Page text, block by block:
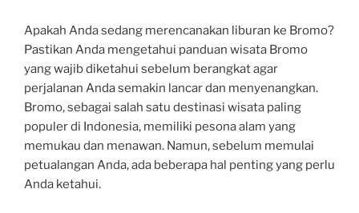
Apakah Anda sedang merencanakan liburan ke Bromo?
Pastikan Anda mengetahui panduan wisata Bromo
yang wajib diketahui sebelum berangkat agar
perjalanan Anda semakin lancar dan menyenangkan.
Bromo, sebagai salah satu destinasi wisata paling
populer di Indonesia, memiliki pesona alam yang
memukau dan menawan. Namun, sebelum memulai
petualangan Anda, ada beberapa hal penting yang perlu
Anda ketahui.